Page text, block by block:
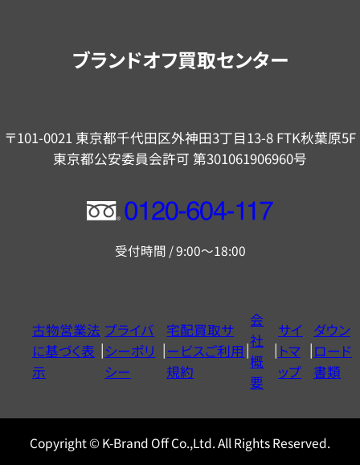
ブランドオフ買取センター
〒101-0021 東京都千代田区外神田3丁目13-8 FTK秋葉原5F
東京都公安委員会許可 第301061906960号
フ
ー
ヤ
ル
0120604117
受付時間 / 9:00～18:00
古物営業法
に基づく表
示
プライバ
シーポリ
シー
宅配買取サ
ービスご利用
規約
会
社
概
要
サイ
トマ
ップ
ダウン
ロード
書類
Copyright © K-Brand Off Co.,Ltd. All Rights Reserved.